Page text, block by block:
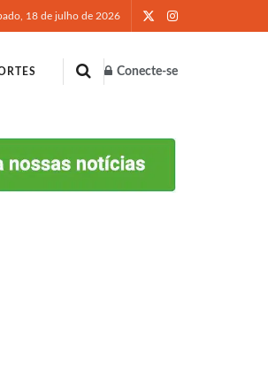
18 de julho de 2026
Conecte-se